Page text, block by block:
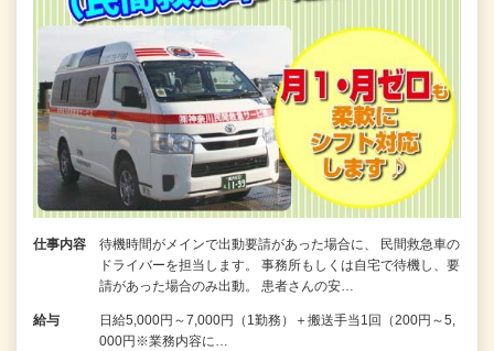
仕事内容
待機時間がメインで出動要請があった場合に、 民間救急車の
ドライバーを担当します。 事務所もしくは自宅で待機し、要
請があった場合のみ出動。 患者さんの安…
給与
日給5,000円～7,000円（1勤務）＋搬送手当1回（200円～5,
000円※業務内容に…